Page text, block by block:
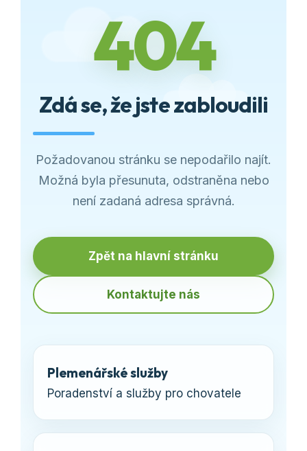
404
Zdá se, že jste zabloudili
Požadovanou stránku se nepodařilo najít.
Možná byla přesunuta, odstraněna nebo
není zadaná adresa správná.
Zpět na hlavní stránku
Kontaktujte nás
Plemenářské služby
Poradenství a služby pro chovatele